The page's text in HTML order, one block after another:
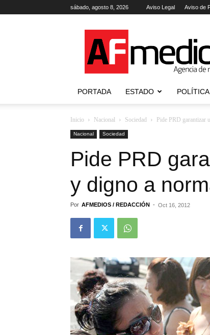
sábado, agosto 8, 2026 Aviso Legal Aviso de
Agencia
de
Noticias
PORTADA ESTADO POLÍTICA
Inicio Nacional Sociedad Pide PRD garantizar
Nacional Sociedad
Pide PRD
y digno a
Por AFMEDIOS / REDACCIÓN - Oct 16, 2012